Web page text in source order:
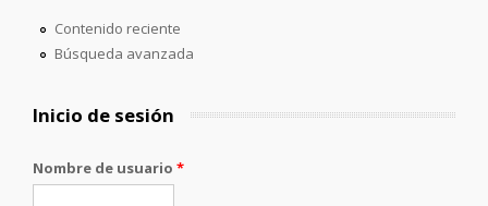
Contenido reciente
Búsqueda avanzada
Inicio de sesión
Nombre de usuario *